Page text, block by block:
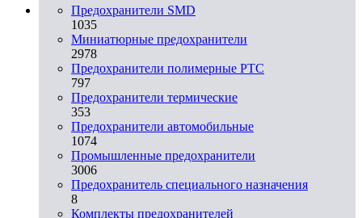
Предохранители SMD
1035
Миниатюрные предохранители
2978
Предохранители полимерные PTC
797
Предохранители термические
353
Предохранители автомобильные
1074
Промышленные предохранители
3006
Предохранитель специального назначения
8
Комплекты предохранителей